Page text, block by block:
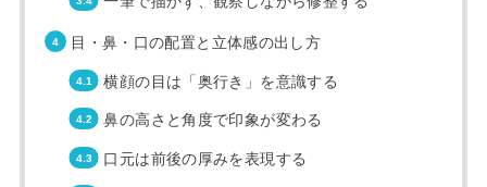
目・鼻・口の配置と立体感の出し方
横顔の目は「奥行き」を意識する
鼻の高さと角度で印象が変わる
口元は前後の厚みを表現する